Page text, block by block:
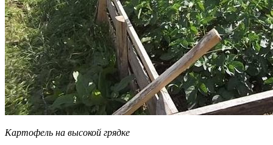
Картофель на высокой грядке